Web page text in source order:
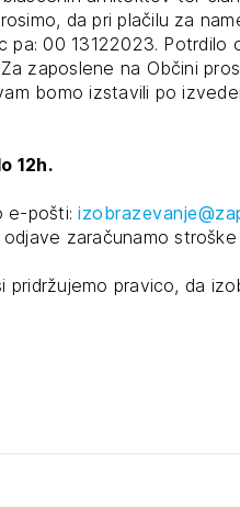
da pri plačilu za
pa: 00 13122023. Potrdilo
zaposlene na Občini
bomo izstavili po
12h.
e-pošti:
zaračunamo
pridržujemo pravico, da